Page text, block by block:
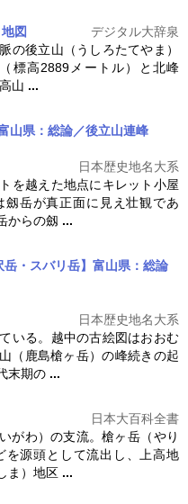
地図
デジタル大辞泉
の後立山（うしろたてやま）
標高2889メートル）と北峰
山 ...
山県：総論／後立山連峰
日本歴史地名大系
を越えた地点にキレット小屋
劔岳が真正面に見え壮観であ
からの劔 ...
・スバリ岳】富山県：総論
日本歴史地名大系
いる。越中の古絵図はおおむ
（鹿島槍ヶ岳）の峰続きの起
末期の ...
日本大百科全書
がわ）の支流。 槍ヶ岳 （やり
を源頭として流出し、上高地
ま）地区 ...